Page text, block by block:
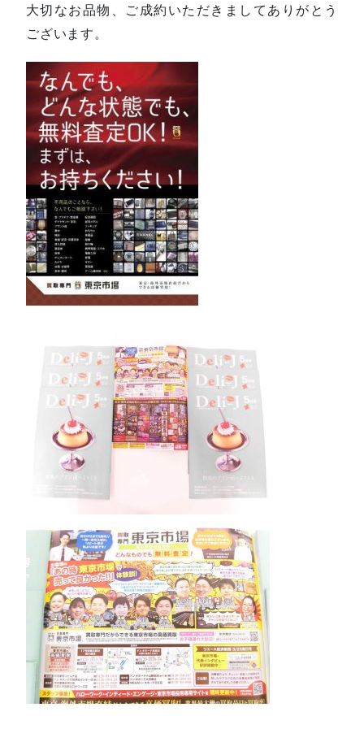
大切なお品物、ご成約いただきましてありがとう
ございます。